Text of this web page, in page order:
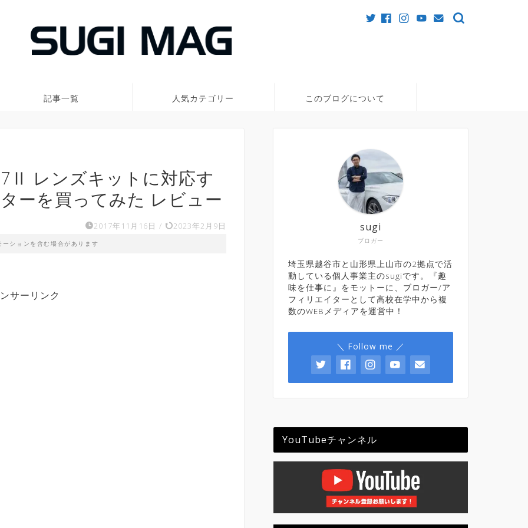
記事一覧 人気カテゴリー このブログについて
レンズキットに対応す
ーを買ってみた レビュー
2017年11月16日 / 2023年2月9日
ションを含む場合があります
サーリンク
ブロガー
sugi
埼玉県越谷市と山形県上山市の2拠点で活
動している個人事業主のsugiです。『趣
味を仕事に』をモットーに、ブロガー/ア
フィリエイターとして高校在学中から複
数のWEBメディアを運営中！
＼ Follow me ／
YouTubeチャンネル